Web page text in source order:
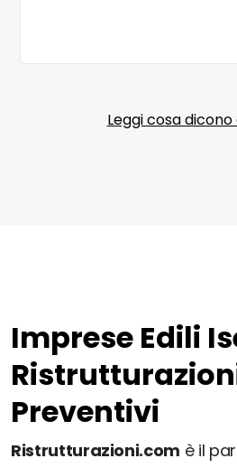
Leggi cosa dicono
Imprese Edili
Preventivi
Ristrutturazioni.com è il